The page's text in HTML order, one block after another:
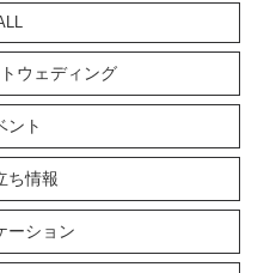
ウェディング
ント
ち情報
ーション